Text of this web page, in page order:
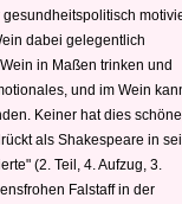
dabei gelegentlich
in Maßen trinken und
und im Wein
Keiner hat dies
als Shakespeare in
(2. Teil, 4. Aufzug, 3.
Falstaff in der